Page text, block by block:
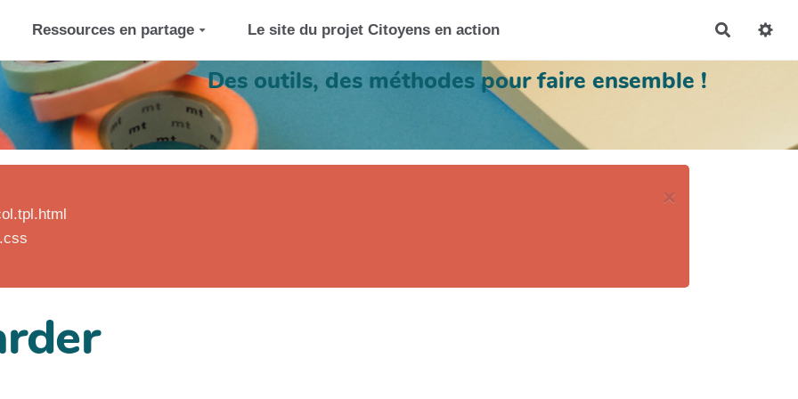
Ressources en partage Le site du projet Citoyens en action
Des outils, des méthodes pour faire ensemble !
×